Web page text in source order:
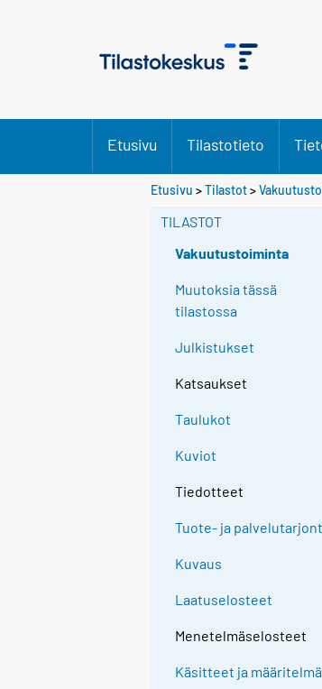
Etusivu Tilastotieto
Etusivu >Tilastot>
TILASTOT
Vakuutustoiminta
Muutoksia tässä
tilastossa
Julkistukset
Katsaukset
Taulukot
Kuviot
Tiedotteet
Tuote- ja
Kuvaus
Laatuselosteet
Menetelmäselosteet
Käsitteet ja